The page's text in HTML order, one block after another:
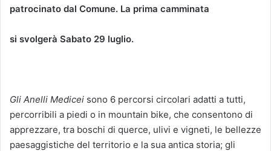
patrocinato dal Comune. La prima camminata
si svolgerà Sabato 29 luglio.
Gli Anelli Medicei sono 6 percorsi circolari adatti a tutti,
percorribili a piedi o in mountain bike, che consentono di
apprezzare, tra boschi di querce, ulivi e vigneti, le bellezze
paesaggistiche del territorio e la sua antica storia; gli